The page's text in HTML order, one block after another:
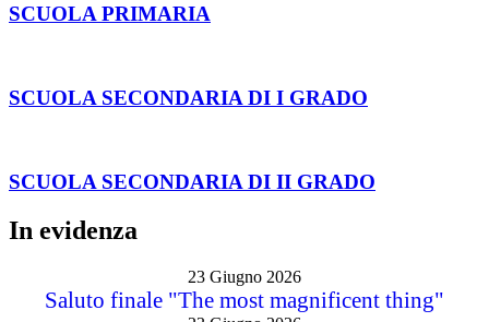
SCUOLA PRIMARIA
SCUOLA SECONDARIA DI I GRADO
SCUOLA SECONDARIA DI II GRADO
In evidenza
23 Giugno 2026
Saluto finale "The most magnificent thing"